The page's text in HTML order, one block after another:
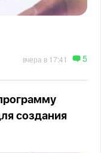
вчера в 17:41 5
создания